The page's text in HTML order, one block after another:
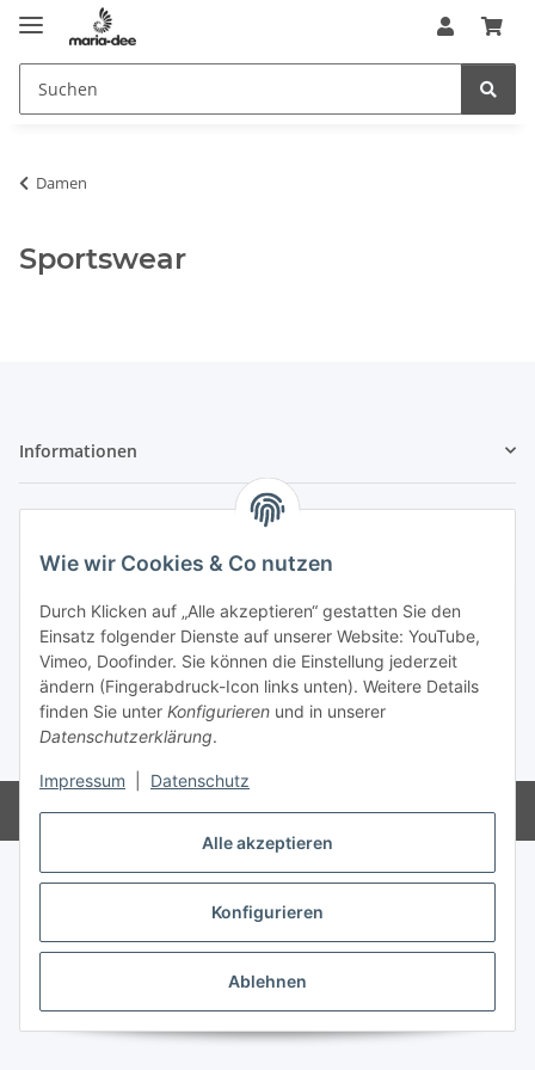
Alle akzeptieren
Konfigurieren
Ablehnen
Wie wir Cookies & Co nutzen
Durch Klicken auf „Alle akzeptieren“ gestatten Sie den
Einsatz folgender Dienste auf unserer Website: YouTube,
Vimeo, Doofinder. Sie können die Einstellung jederzeit
ändern (Fingerabdruck-Icon links unten). Weitere Details
finden Sie unter Konfigurieren und in unserer
Datenschutzerklärung.
Impressum Datenschutz
Damen
Sportswear
Informationen
Gesetzliche Informationen
Vertrag widerrufen
* Alle Preise inkl. gesetzlicher USt., zzgl.
Powered byJTL-Shop